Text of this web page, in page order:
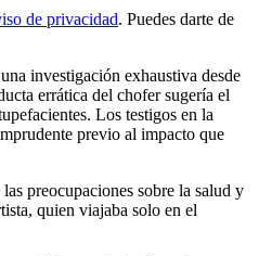
de privacidad. Puedes darte de
investigación exhaustiva desde
errática del chofer sugería el
Los testigos en la
previo al impacto que
preocupaciones sobre la salud y
quien viajaba solo en el